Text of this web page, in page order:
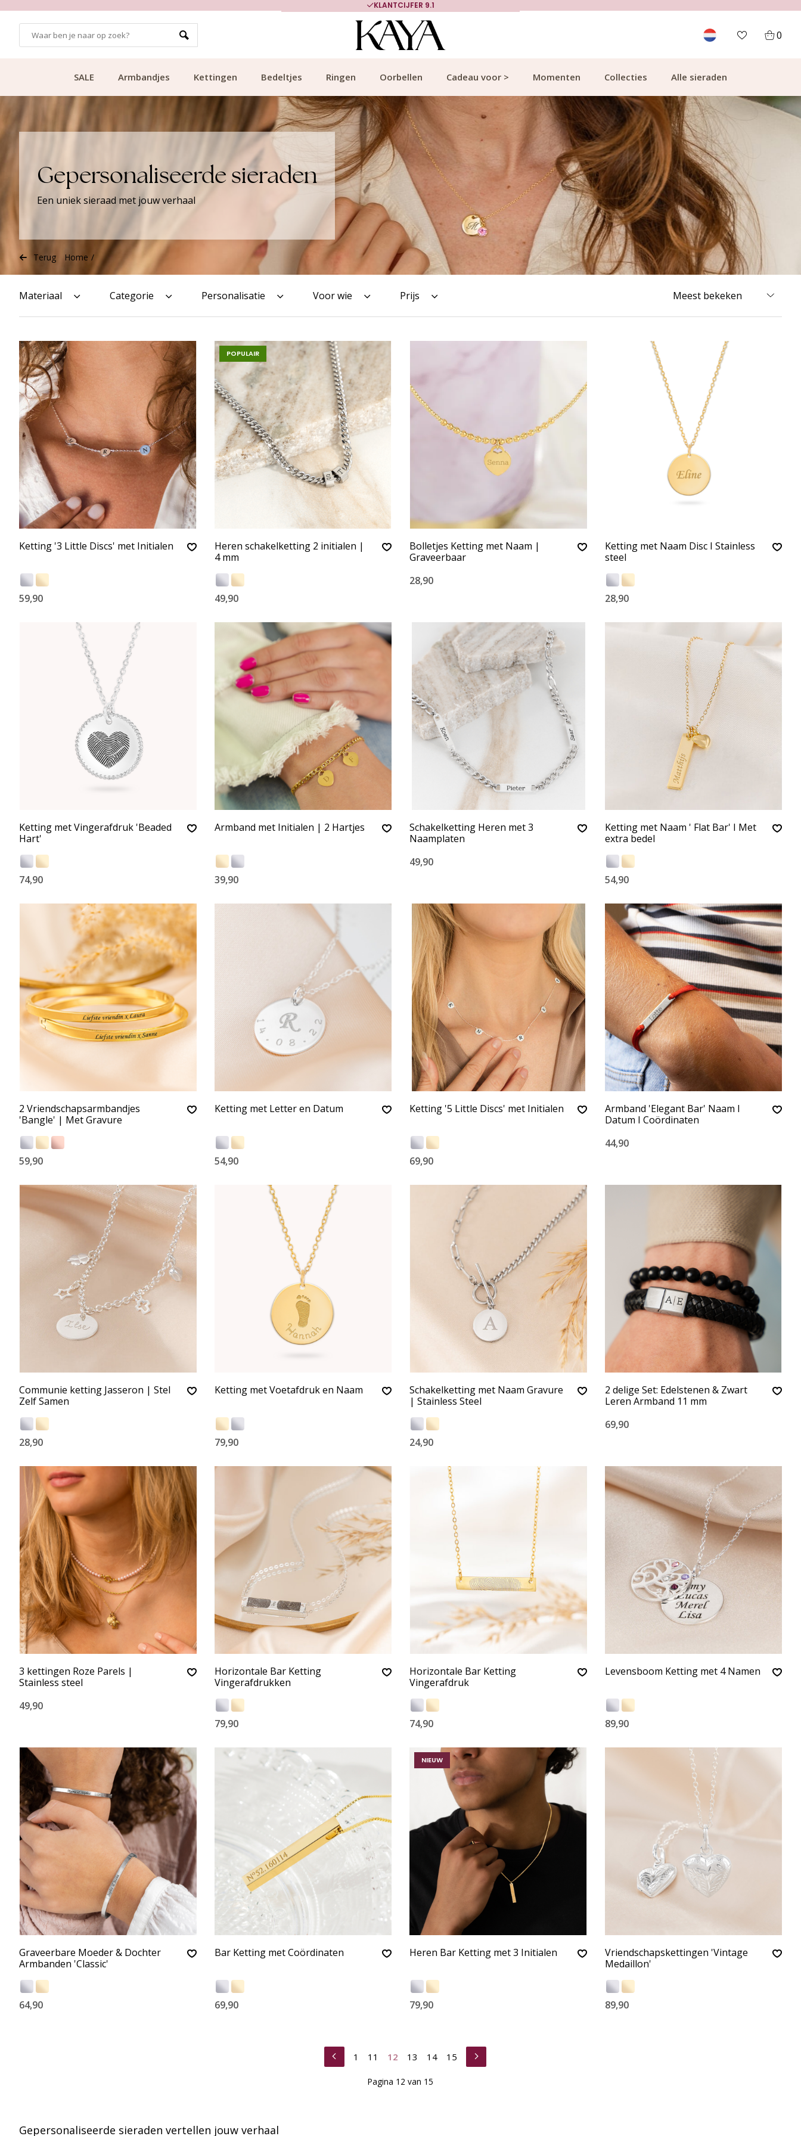
700.000+ TEVREDEN KLANTEN
0
SALE Armbandjes Kettingen Bedeltjes Ringen Oorbellen Cadeau voor > Momenten Collecties Alle sieraden
Gepersonaliseerde sieraden
Een uniek sieraad met jouw verhaal
Terug Home /
Materiaal Categorie Personalisatie Voor wie Prijs
Ketting '3 Little Discs' met Initialen
59,90
POPULAIR
Heren schakelketting 2 initialen |
4 mm
49,90
Bolletjes Ketting met Naam |
Graveerbaar
28,90
Ketting met Naam Disc I Stainless
steel
28,90
Ketting met Vingerafdruk 'Beaded
Hart'
74,90
Armband met Initialen | 2 Hartjes
39,90
Schakelketting Heren met 3
Naamplaten
49,90
Ketting met Naam ' Flat Bar' I Met
extra bedel
54,90
2 Vriendschapsarmbandjes
'Bangle' | Met Gravure
59,90
Ketting met Letter en Datum
54,90
Ketting '5 Little Discs' met Initialen
69,90
Armband 'Elegant Bar' Naam I
Datum I Coördinaten
44,90
Communie ketting Jasseron | Stel
Zelf Samen
28,90
Ketting met Voetafdruk en Naam
79,90
Schakelketting met Naam Gravure
| Stainless Steel
24,90
2 delige Set: Edelstenen & Zwart
Leren Armband 11 mm
69,90
3 kettingen Roze Parels |
Stainless steel
49,90
Horizontale Bar Ketting
Vingerafdrukken
79,90
Horizontale Bar Ketting
Vingerafdruk
74,90
Levensboom Ketting met 4 Namen
89,90
Graveerbare Moeder & Dochter
Armbanden 'Classic'
64,90
Bar Ketting met Coördinaten
69,90
NIEUW
Heren Bar Ketting met 3 Initialen
79,90
Vriendschapskettingen 'Vintage
Medaillon'
89,90
1 11 12 13 14 15
Pagina 12 van 15
Gepersonaliseerde sieraden vertellen jouw verhaal